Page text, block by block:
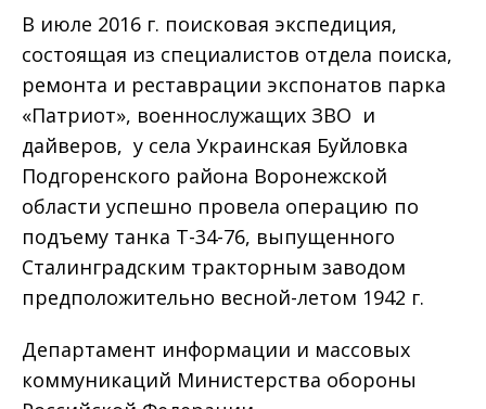
В июле 2016 г. поисковая экспедиция,
состоящая из специалистов отдела поиска,
ремонта и реставрации экспонатов парка
«Патриот», военнослужащих ЗВО и
дайверов, у села Украинская Буйловка
Подгоренского района Воронежской
области успешно провела операцию по
подъему танка Т-34-76, выпущенного
Сталинградским тракторным заводом
предположительно весной-летом 1942 г.
Департамент информации и массовых
коммуникаций Министерства обороны